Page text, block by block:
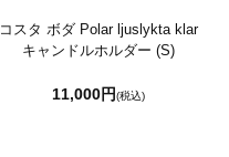
コスタ ボダ Polar ljuslykta klar
キャンドルホルダー (S)
11,000円(税込)